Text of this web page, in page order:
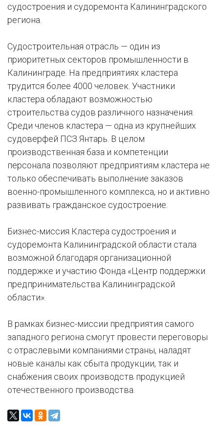
судостроения и судоремонта Калининградского
региона.
Судостроительная отрасль — один из
приоритетных секторов промышленности в
Калининграде. На предприятиях кластера
трудится более 4000 человек. Участники
кластера обладают возможностью
строительства судов различного назначения.
Среди членов кластера — одна из крупнейших
судоверфей ПСЗ Янтарь. В целом
производственная база и компетенции
персонала позволяют предприятиям кластера не
только обеспечивать выполнение заказов
военно-промышленного комплекса, но и активно
развивать гражданское судостроение.
Бизнес-миссия Кластера судостроения и
судоремонта Калининградской области стала
возможной благодаря организационной
поддержке и участию Фонда «Центр поддержки
предпринимательства Калининградской
области».
В рамках бизнес-миссии предприятия самого
западного региона смогут провести переговоры
с отраслевыми компаниями страны, наладят
новые каналы как сбыта продукции, так и
снабжения своих производств продукцией
отечественного производства.